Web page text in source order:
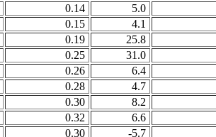
0.14 5.0
0.15 4.1
0.19 25.8
0.25 31.0
0.26 6.4
0.28 4.7
0.30 8.2
0.32 6.6
0.30 -5.7